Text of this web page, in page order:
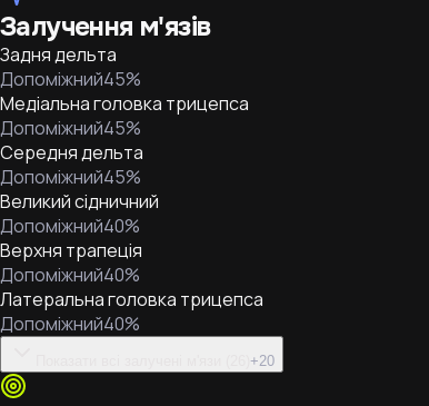
Залучення м'язів
Задня дельта
Допоміжний45%
Медіальна головка трицепса
Допоміжний45%
Середня дельта
Допоміжний45%
Великий сідничний
Допоміжний40%
Верхня трапеція
Допоміжний40%
Латеральна головка трицепса
Допоміжний40%
+20